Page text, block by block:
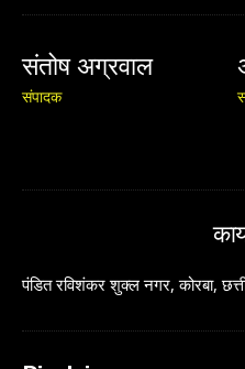
संतोष अग्रवाल
संपादक
पंडित रविशंकर शुक्ल नगर, कोरबा,